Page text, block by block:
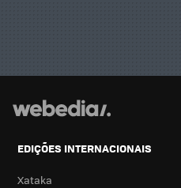
EDIÇÕES INTERNACIONAIS
Xataka